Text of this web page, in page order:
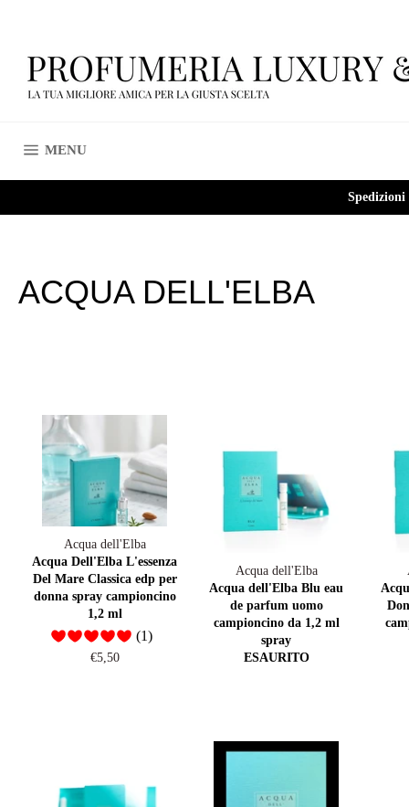
contenuti
MENUNAVIGAZIONE DEL SITO
ACQUA DELL'ELBA
Acqua dell'Elba
Acqua Dell'Elba L'essenza
Del Mare Classica edp per
donna spray campioncino
1,2 ml
(1)
Prezzo
€5,50
Acqua dell'Elba
Acqua dell'Elba Blu eau
de parfum uomo
campioncino da 1,2 ml
spray
ESAURITO